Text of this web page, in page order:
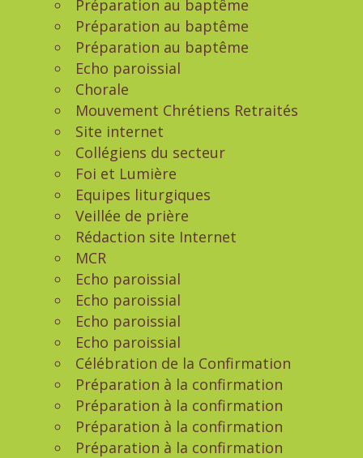
Préparation au baptême
Préparation au baptême
Préparation au baptême
Echo paroissial
Chorale
Mouvement Chrétiens Retraités
Site internet
Collégiens du secteur
Foi et Lumière
Equipes liturgiques
Veillée de prière
Rédaction site Internet
MCR
Echo paroissial
Echo paroissial
Echo paroissial
Echo paroissial
Célébration de la Confirmation
Préparation à la confirmation
Préparation à la confirmation
Préparation à la confirmation
Préparation à la confirmation